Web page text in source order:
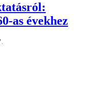
as évekhez